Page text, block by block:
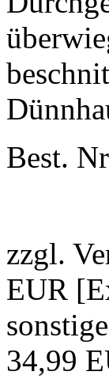
Best.
zzgl.
EUR
34,99